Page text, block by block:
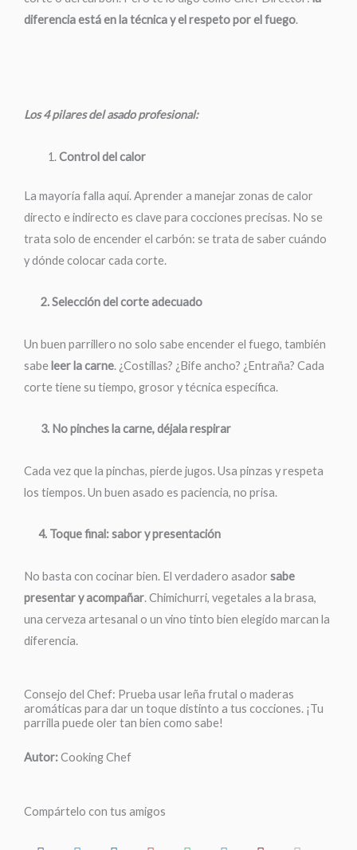
diferencia está en la técnica y el respeto por el fuego.
Los 4 pilares del asado profesional:
Control del calor
La mayoría falla aquí. Aprender a manejar zonas de calor
directo e indirecto es clave para cocciones precisas. No se
trata solo de encender el carbón: se trata de saber cuándo
y dónde colocar cada corte.
2. Selección del corte adecuado
Un buen parrillero no solo sabe encender el fuego, también
sabe leer la carne. ¿Costillas? ¿Bife ancho? ¿Entraña? Cada
corte tiene su tiempo, grosor y técnica específica.
3. No pinches la carne, déjala respirar
Cada vez que la pinchas, pierde jugos. Usa pinzas y respeta
los tiempos. Un buen asado es paciencia, no prisa.
4. Toque final: sabor y presentación
No basta con cocinar bien. El verdadero asador sabe
presentar y acompañar. Chimichurri, vegetales a la brasa,
una cerveza artesanal o un vino tinto bien elegido marcan la
diferencia.
Consejo del Chef: Prueba usar leña frutal o maderas
aromáticas para dar un toque distinto a tus cocciones. ¡Tu
parrilla puede oler tan bien como sabe!
Autor:Cooking Chef
Compártelo con tus amigos